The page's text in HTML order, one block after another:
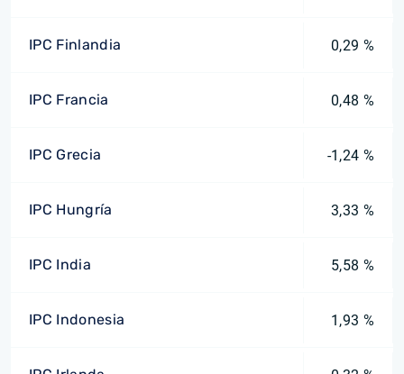
IPC Finlandia 0,29 %
IPC Francia 0,48 %
IPC Grecia -1,24 %
IPC Hungría 3,33 %
IPC India 5,58 %
IPC Indonesia 1,93 %